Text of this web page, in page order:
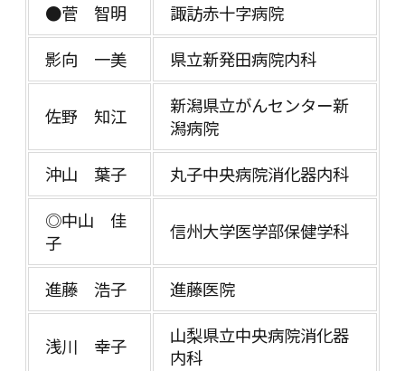
●菅 智明
諏訪赤十字病院
影向 一美
県立新発田病院内科
佐野 知江
新潟県立がんセンター新
潟病院
沖山 葉子
丸子中央病院消化器内科
◎中山 佳
子
信州大学医学部保健学科
進藤 浩子 進藤医院
浅川 幸子
山梨県立中央病院消化器
内科